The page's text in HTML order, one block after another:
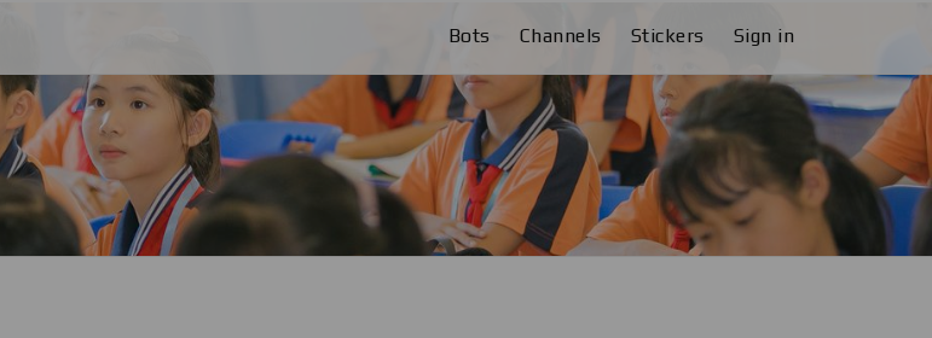
Bots Channels Stickers Sign in